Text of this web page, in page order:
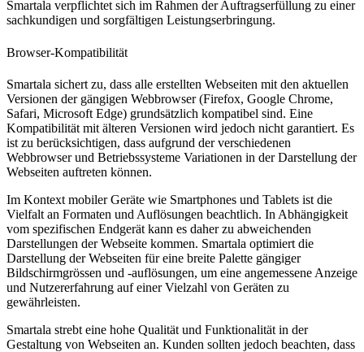
Smartala verpflichtet sich im Rahmen der Auftragserfüllung zu einer
sachkundigen und sorgfältigen Leistungserbringung.
Browser-Kompatibilität
Smartala sichert zu, dass alle erstellten Webseiten mit den aktuellen
Versionen der gängigen Webbrowser (Firefox, Google Chrome,
Safari, Microsoft Edge) grundsätzlich kompatibel sind. Eine
Kompatibilität mit älteren Versionen wird jedoch nicht garantiert. Es
ist zu berücksichtigen, dass aufgrund der verschiedenen
Webbrowser und Betriebssysteme Variationen in der Darstellung der
Webseiten auftreten können.
Im Kontext mobiler Geräte wie Smartphones und Tablets ist die
Vielfalt an Formaten und Auflösungen beachtlich. In Abhängigkeit
vom spezifischen Endgerät kann es daher zu abweichenden
Darstellungen der Webseite kommen. Smartala optimiert die
Darstellung der Webseiten für eine breite Palette gängiger
Bildschirmgrössen und -auflösungen, um eine angemessene Anzeige
und Nutzererfahrung auf einer Vielzahl von Geräten zu
gewährleisten.
Smartala strebt eine hohe Qualität und Funktionalität in der
Gestaltung von Webseiten an. Kunden sollten jedoch beachten, dass